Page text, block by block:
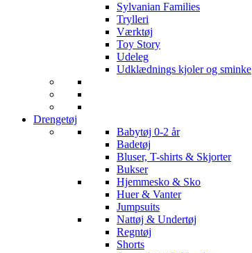
Sylvanian Families
Trylleri
Værktøj
Toy Story
Udeleg
Udklædnings kjoler og sminke
Drengetøj
Babytøj 0-2 år
Badetøj
Bluser, T-shirts & Skjorter
Bukser
Hjemmesko & Sko
Huer & Vanter
Jumpsuits
Nattøj & Undertøj
Regntøj
Shorts